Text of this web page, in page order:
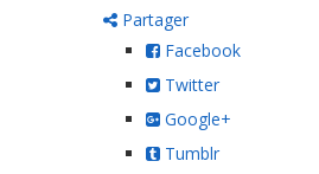
Partager
Facebook
Twitter
Google+
Tumblr